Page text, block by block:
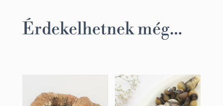
Érdekelhetnek még…